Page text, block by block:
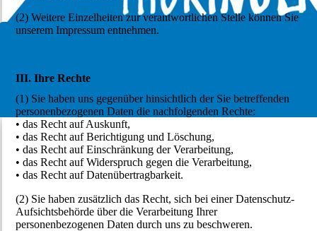
(2) Weitere Einzelheiten zur verantwortlichen Stelle können Sie
unserem Impressum entnehmen.
III. Ihre Rechte
(1) Sie haben uns gegenüber hinsichtlich der Sie betreffenden
personenbezogenen Daten die nachfolgenden Rechte:
• das Recht auf Auskunft,
• das Recht auf Berichtigung und Löschung,
• das Recht auf Einschränkung der Verarbeitung,
• das Recht auf Widerspruch gegen die Verarbeitung,
• das Recht auf Datenübertragbarkeit.
(2) Sie haben zusätzlich das Recht, sich bei einer Datenschutz-
Aufsichtsbehörde über die Verarbeitung Ihrer
personenbezogenen Daten durch uns zu beschweren.